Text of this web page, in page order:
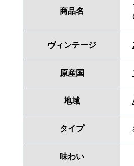
商品名
ヴィンテージ
原産国
地域
タイプ
味わい